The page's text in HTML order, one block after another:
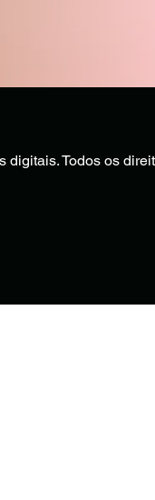
digitais. Todos os